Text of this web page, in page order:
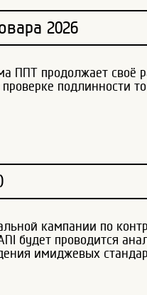
2026
ППТ продолжает своё
подлинности
кампании по
будет проводится
имиджевых